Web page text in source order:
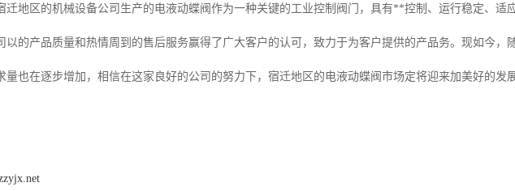
迁地区的机械设备公司生产的电液动蝶阀作为一种关键的工业控制阀门，具有**控制、运行稳定、适
以的产品质量和热情周到的售后服务赢得了广大客户的认可，致力于为客户提供的产品务。现如今，
量也在逐步增加，相信在这家良好的公司的努力下，宿迁地区的电液动蝶阀市场定将迎来加美好的发展